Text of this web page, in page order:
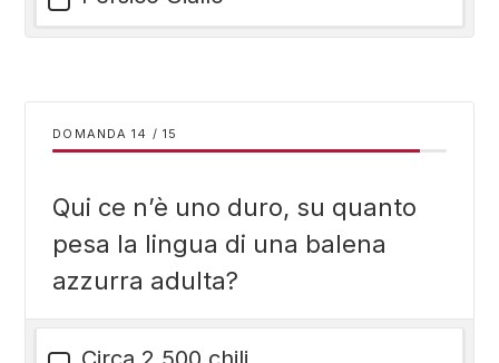
DOMANDA / 15
Qui ce n’è uno duro, su quanto
pesa la lingua di una balena
azzurra adulta?